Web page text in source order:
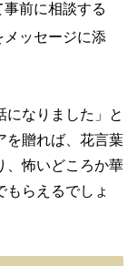
前に相談する
ッセージに添
になりました」と
を贈れば、花言葉
、怖いどころか華
らえるでしょ